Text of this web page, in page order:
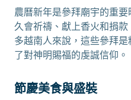
農曆新年是參拜廟宇的重
久會祈禱、獻上香火和捐
多越南人來說，這些參拜
了對神明賜福的虔誠信仰。
節慶美食與盛裝